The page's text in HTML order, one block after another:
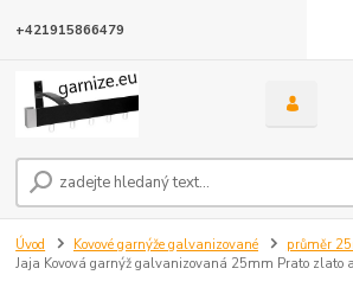
+421915866479
Úvod Kovové garnýže galvanizované průměr
Jaja Kovová garnýž galvanizovaná 25mm Prato zlato